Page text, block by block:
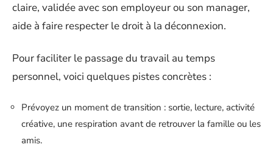
claire, validée avec son employeur ou son manager,
aide à faire respecter le droit à la déconnexion.
Pour faciliter le passage du travail au temps
personnel, voici quelques pistes concrètes :
Prévoyez un moment de transition : sortie, lecture, activité
créative, une respiration avant de retrouver la famille ou les
amis.